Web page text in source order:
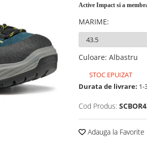
Active Impact si a
MARIME:
Culoare: Albastru
STOC EPUIZAT
Durata de livrare: 1-
Cod Produs:
Adauga la Favorite